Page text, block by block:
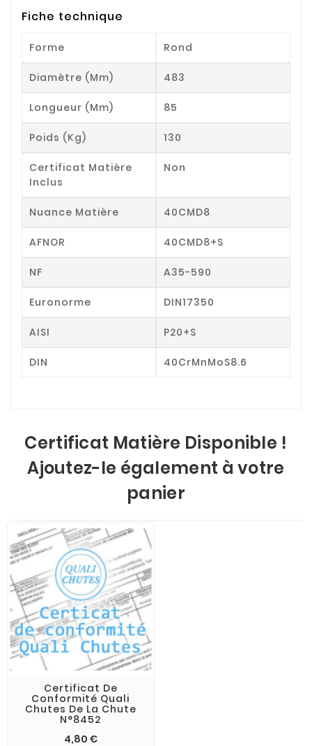
Fiche technique
Forme Rond
Diamètre (mm) 483
Longueur (mm) 85
Poids (kg) 130
Certificat Matière
Inclus
Non
Nuance Matière 40CMD8
AFNOR 40CMD8+S
NF A35-590
Euronorme DIN17350
AISI P20+S
DIN 40CrMnMoS8.6
Certificat Matière Disponible !
Ajoutez-le également à votre
panier
Certificat De
Conformité Quali
Chutes De La Chute
N°8452
4,80 €